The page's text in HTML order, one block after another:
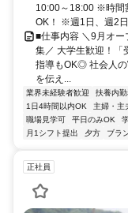
10:00～18:00 ※時間
OK！ ※週1日、週2
■仕事内容 ＼9月オ
集／ 大学生歓迎！「
指導もOK◎ 社会人の
を伝え...
業界未経験者歓迎 扶養内
1日4時間以内OK
主婦・主
職場見学可
平日のみOK
月1シフト提出
夕方 ブラ
正社員